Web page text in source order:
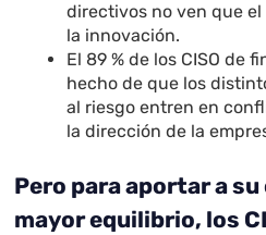
directivos no ven que el
la innovación.
El 89 % de los CISO de
hecho de que los
al riesgo entren en
la dirección de la
Pero para aportar a
mayor equilibrio, los